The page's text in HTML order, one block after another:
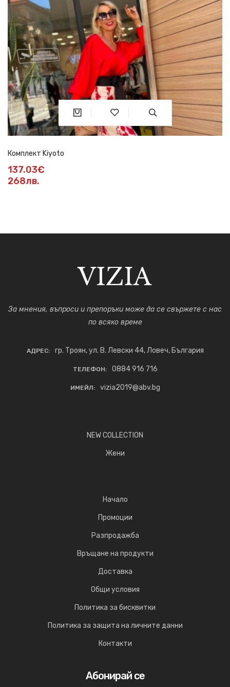
Комплект Kiyoto
137.03€
268лв.
За мнения, въпроси и препоръки може да се свържете с нас
по всяко време
АДРЕС: гр. Троян, ул. В. Левски 44, Ловеч, България
ТЕЛЕФОН: 0884 916 716
ИМЕЙЛ: vizia2019@abv.bg
NEW COLLECTION
Жени
Начало
Промоции
Разпродажба
Връщане на продукти
Доставка
Общи условия
Политика за бисквитки
Политика за защита на личните данни
Контакти
Абонирай се